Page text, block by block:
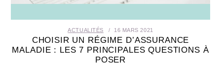
ACTUALITÉS 16 MARS 2021
CHOISIR UN RÉGIME D’ASSURANCE
MALADIE : LES 7 PRINCIPALES QUESTIONS À
POSER